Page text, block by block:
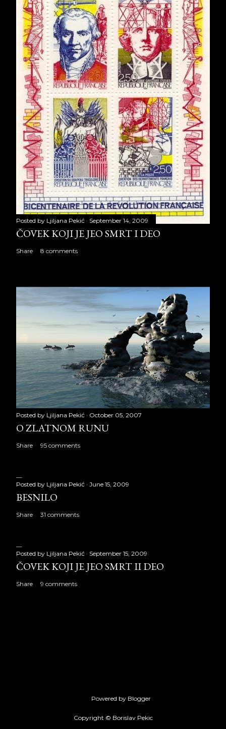
Posted by Ljiljana Pekić September 14, 2009
ČOVEK KOJI JE JEO SMRT I DEO
Share 8 comments
Posted by Ljiljana Pekić October 05, 2007
O ZLATNOM RUNU
Share 95 comments
Posted by Ljiljana Pekić June 15, 2009
BESNILO
Share 31 comments
Posted by Ljiljana Pekić September 15, 2009
ČOVEK KOJI JE JEO SMRT II DEO
Share 9 comments
Powered by Blogger
Copyright © Borislav Pekic